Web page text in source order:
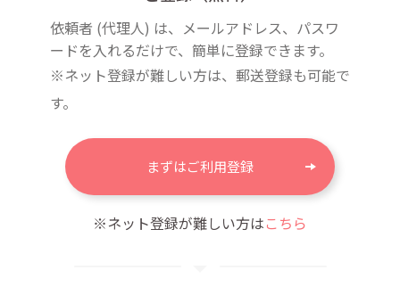
依頼者 (代理人) は、メールアドレス、パスワ
ードを入れるだけで、簡単に登録できます。
※ネット登録が難しい方は、郵送登録も可能で
す。
まずはご利用登録
※ネット登録が難しい方はこちら